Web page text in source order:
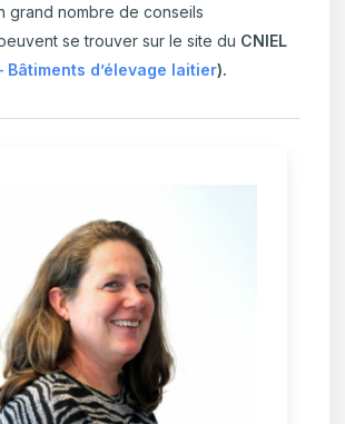
grand nombre de conseils
se trouver sur le site du CNIEL
Bâtiments d’élevage laitier).